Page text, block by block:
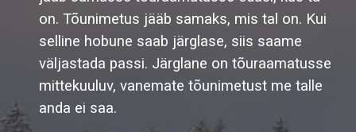
on. Tõunimetus jääb samaks, mis tal on. Kui
selline hobune saab järglase, siis saame
väljastada passi. Järglane on tõuraamatusse
mittekuuluv, vanemate tõunimetust me talle
anda ei saa.